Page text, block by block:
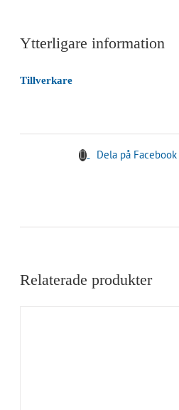
Ytterligare information
Tillverkare
Dela på Facebook
Relaterade produkter